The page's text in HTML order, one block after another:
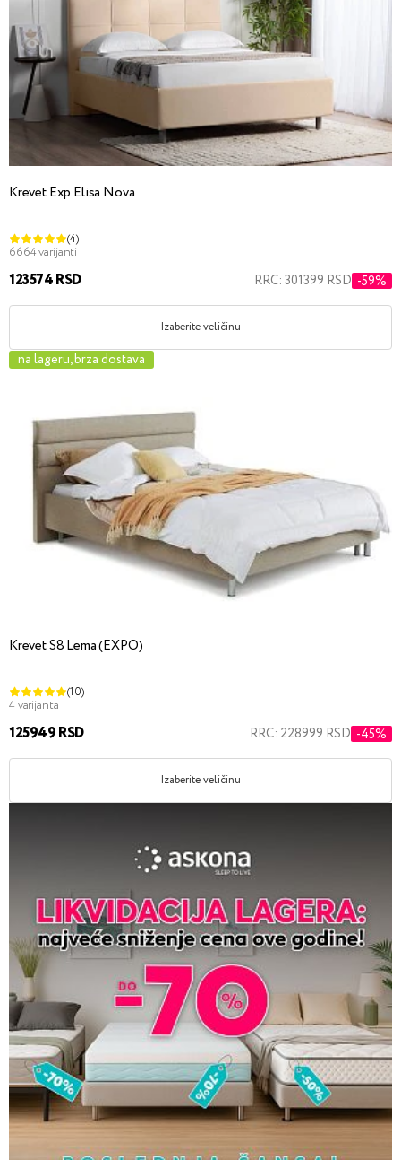
Krevet Exp Elisa Nova
(4)
6664 varijanti
123574 RSD RRC: 301399 RSD -59%
Izaberite veličinu
na lageru, brza dostava
Krevet S8 Lema (EXPO)
(10)
4 varijanta
125949 RSD RRC: 228999 RSD -45%
Izaberite veličinu